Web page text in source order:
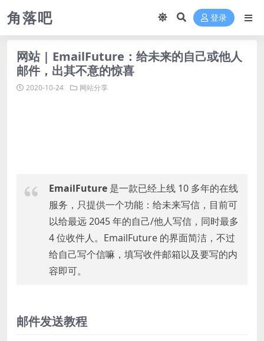
角落吧 登录
网站 | EmailFuture：给未来的自己或他人
邮件，出其不意的惊喜
2020-10-24 网站分享
EmailFuture 是一款已经上线 10 多年的在线
服务，只提供一个功能：给未来写信，目前可
以给最远 2045 年的自己/他人写信，同时最多
4 位收件人。EmailFuture 的界面简洁，不过
给自己写个信嘛，填写收件邮箱以及要写的内
容即可。
邮件发送教程